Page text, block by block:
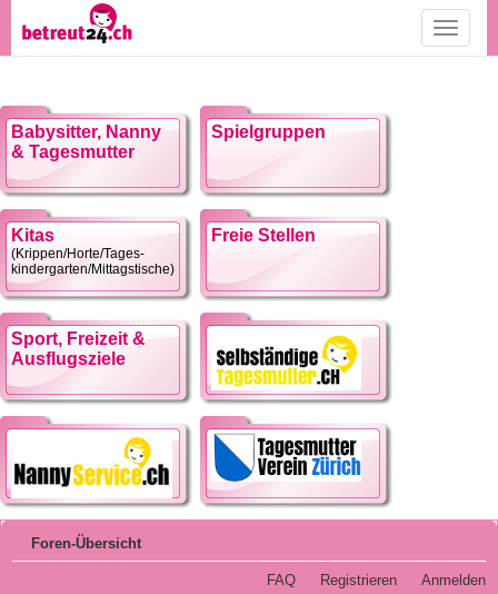
Toggle
Babysitter, Nanny
& Tagesmutter
Spielgruppen
Kitas
(Krippen/Horte/Tages-
kindergarten/Mittagstische)
Freie Stellen
Sport, Freizeit &
Ausflugsziele
Foren-Übersicht
FAQ Registrieren Anmelden